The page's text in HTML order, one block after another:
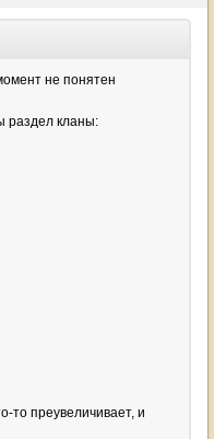
не понятен
раздел кланы:
то преувеличивает, и